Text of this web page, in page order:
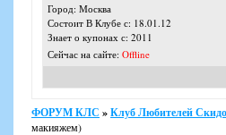
Город: Москва
Состоит В Клубе с: 18.01.12
Знает о купонах с: 2011
Сейчас на сайте: Offline
ФОРУМ КЛС »Клуб Любителей
макияжем)